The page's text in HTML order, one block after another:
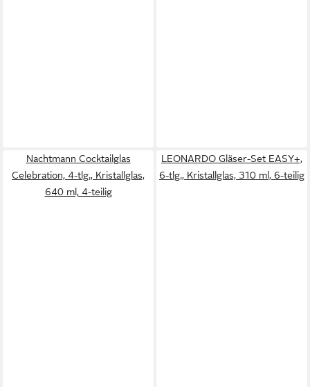
Nachtmann Cocktailglas
Celebration, 4-tlg., Kristallglas,
640 ml, 4-teilig
LEONARDO Gläser-Set EASY+,
6-tlg., Kristallglas, 310 ml, 6-teilig